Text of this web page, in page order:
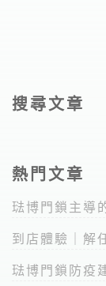
搜尋文章
熱門文章
琺博門鎖主導
到店體驗｜解
琺博門鎖防疫